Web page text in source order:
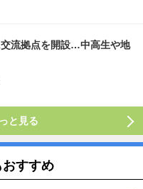
流拠点を開設…中高生や地
と見る
すすめ